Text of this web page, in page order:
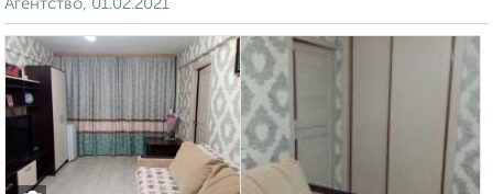
Агентство, 01.02.2021